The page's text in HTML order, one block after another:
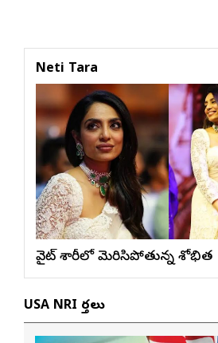
Neti Tara
వైట్ శారీలో మెరిసిపోతున్న శోభిత
USA NRI వార్తలు